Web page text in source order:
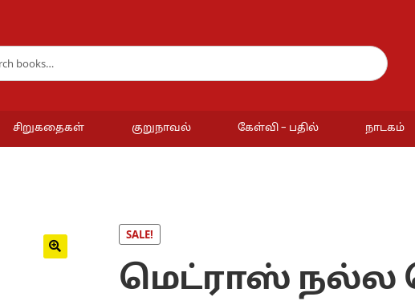
சிறுகதைகள் குறுநாவல் கேள்வி – பதில் நாடகம்
SALE!
மெட்ராஸ் நல்ல